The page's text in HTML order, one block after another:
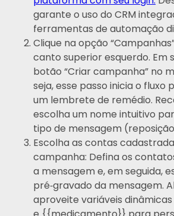
garante o uso do CRM
ferramentas de automação
Clique na opção
canto superior esquerdo. Em
botão “Criar campanha” no
seja, esse passo inicia o fluxo
um lembrete de remédio.
escolha um nome intuitivo
tipo de mensagem
Escolha as contas
campanha: Defina os
a mensagem e, em seguida,
pré‑gravado da mensagem.
aproveite variáveis